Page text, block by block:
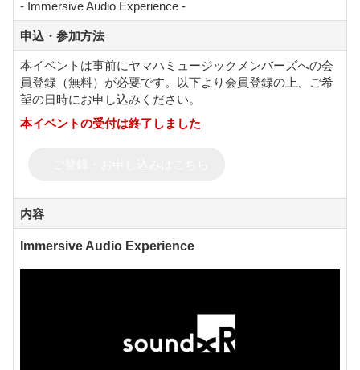
- Immersive Audio Experience -
申込・参加方法
本イベントは事前にヤマハミュージックメンバーズへの会
員登録（無料）が必要です。以下より会員登録の上、ご希
望の日時にお申し込みください。
本イベントの受付は終了しました
内容
Immersive Audio Experience